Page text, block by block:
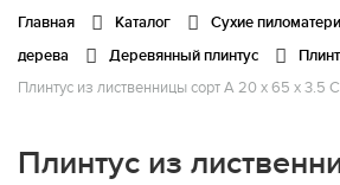
Главная Каталог Сухие
дерева
Деревянный плинтус
Плинтус из лиственницы сорт А 20 x 65 x 3.5
Плинтус из